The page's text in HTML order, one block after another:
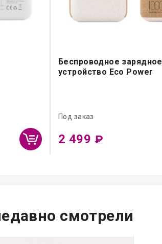
Беспроводное зарядное
устройство Eco Power
Под заказ
2 499 ₽
смотрели